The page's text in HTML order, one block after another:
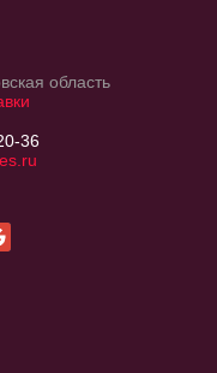
область
36